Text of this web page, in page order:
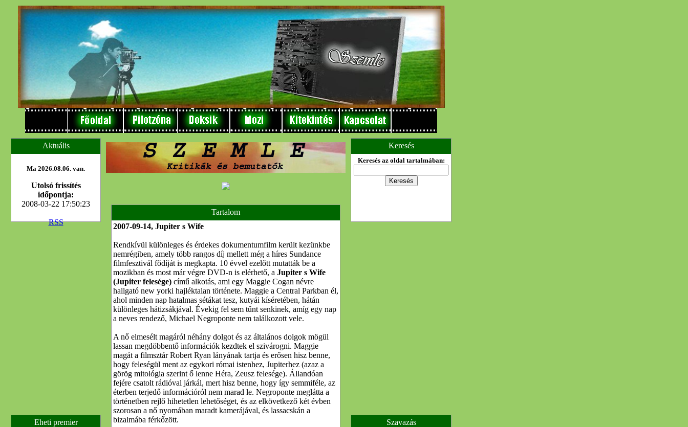
Aktuális
Ma 2026.08.06. van.
Utolsó frissítés
időpontja:
2008-03-22 17:50:23
RSS
Tartalom
2007-09-14, Jupiter s Wife
Rendkívül különleges és érdekes dokumentumfilm került kezünkbe
nemrégiben, amely több rangos díj mellett még a híres Sundance
filmfesztivál fődíját is megkapta. 10 évvel ezelőtt mutatták be a
mozikban és most már végre DVD-n is elérhető, a Jupiter s Wife
(Jupiter felesége) című alkotás, ami egy Maggie Cogan névre
hallgató new yorki hajléktalan története. Maggie a Central Parkban él,
ahol minden nap hatalmas sétákat tesz, kutyái kíséretében, hátán
különleges hátizsákjával. Évekig fel sem tűnt senkinek, amíg egy nap
a neves rendező, Michael Negroponte nem találkozott vele.
A nő elmesélt magáról néhány dolgot és az általános dolgok mögül
lassan megdöbbentő információk kezdtek el szivárogni. Maggie
magát a filmsztár Robert Ryan lányának tartja és erősen hisz benne,
hogy feleségül ment az egykori római istenhez, Jupiterhez (azaz a
görög mitológia szerint ő lenne Héra, Zeusz felesége). Állandóan
fejére csatolt rádióval járkál, mert hisz benne, hogy így semmiféle, az
éterben terjedő információról nem marad le. Negroponte meglátta a
történetben rejlő hihetetlen lehetőséget, és az elkövetkező két évben
szorosan a nő nyomában maradt kamerájával, és lassacskán a
bizalmába férkőzött.
Keresés
Keresés az oldal tartalmában:
Eheti premier Szavazás